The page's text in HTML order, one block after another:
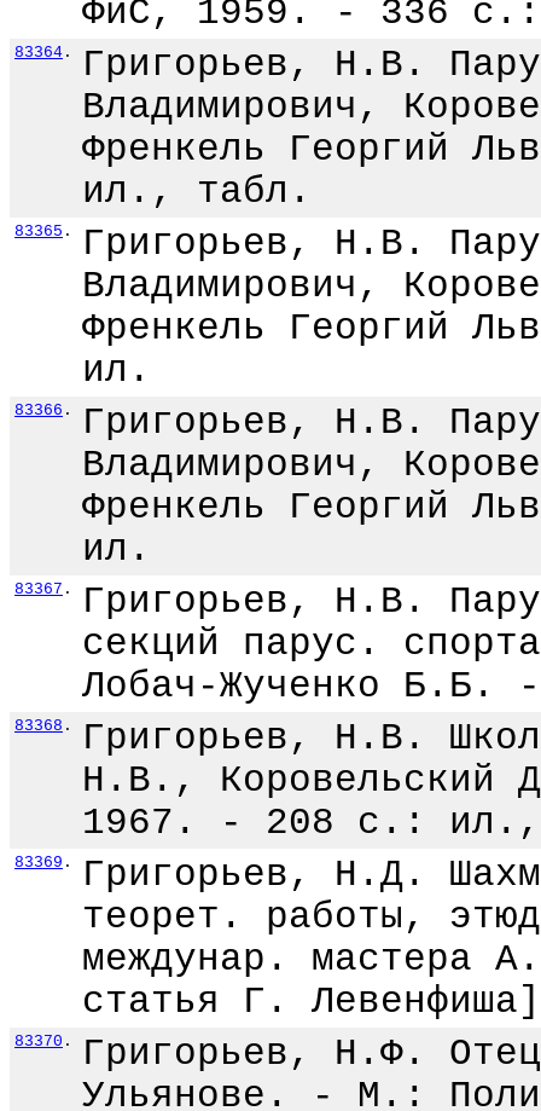
ФиС, 1959. - 336
83364 .
Григорьев, Н.В.
Владимирович,
Френкель Георгий
ил., табл.
83365 .
Григорьев, Н.В.
Владимирович,
Френкель Георгий
ил.
83366 .
Григорьев, Н.В.
Владимирович,
Френкель Георгий
ил.
83367 .
Григорьев, Н.В.
секций парус.
Лобач-Жученко
83368 .
Григорьев, Н.В.
Н.В.,
1967. - 208 с.:
83369 .
Григорьев, Н.Д.
теорет. работы,
междунар. мастера
статья Г.
83370 .
Григорьев, Н.Ф.
Ульянове. - М.: